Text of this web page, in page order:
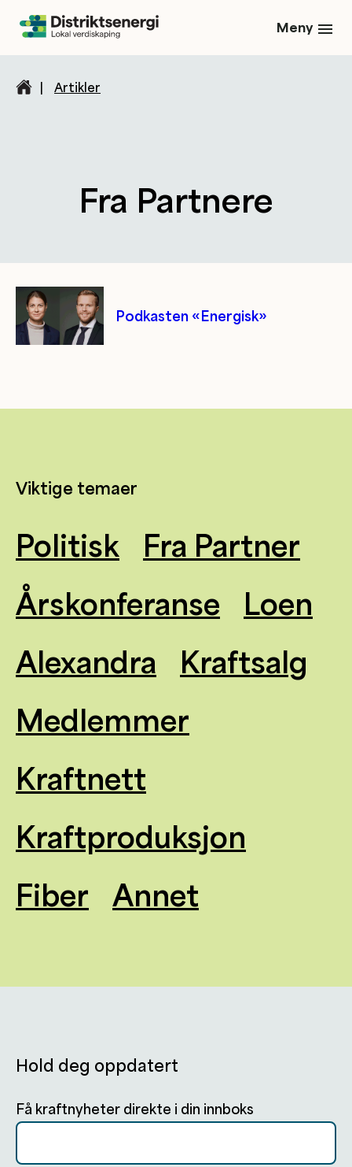
Meny
Artikler
Fra Partnere
Kategori/tag artikler
Podkasten «Energisk»
Viktige temaer
Politisk
Fra Partner
Årskonferanse
Loen
Alexandra
Kraftsalg
Medlemmer
Kraftnett
Kraftproduksjon
Fiber
Annet
Hold deg oppdatert
Få kraftnyheter direkte i din innboks